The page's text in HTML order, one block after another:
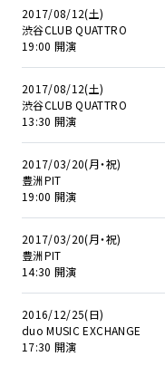
2017/08/12(土)
渋谷CLUB QUATTRO
19:00 開演
2017/08/12(土)
渋谷CLUB QUATTRO
13:30 開演
2017/03/20(月・祝)
豊洲PIT
19:00 開演
2017/03/20(月・祝)
豊洲PIT
14:30 開演
2016/12/25(日)
duo MUSIC EXCHANGE
17:30 開演